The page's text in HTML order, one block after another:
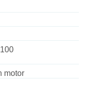
motor